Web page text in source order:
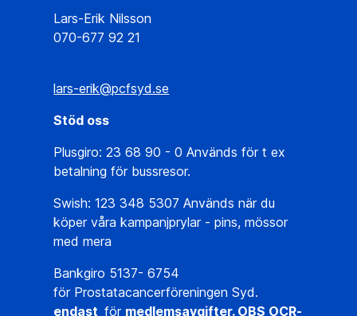
Lars-Erik Nilsson
070-677 92 21
lars-erik@pcfsyd.se
Stöd oss
Plusgiro: 23 68 90 - 0 Används för t ex
betalning för bussresor.
Swish: 123 348 5307 Används när du
köper våra kampanjprylar - pins, mössor
med mera
Bankgiro 5137- 6754
för Prostatacancerföreningen Syd.
endastför medlemsavgifter. OBS OCR-